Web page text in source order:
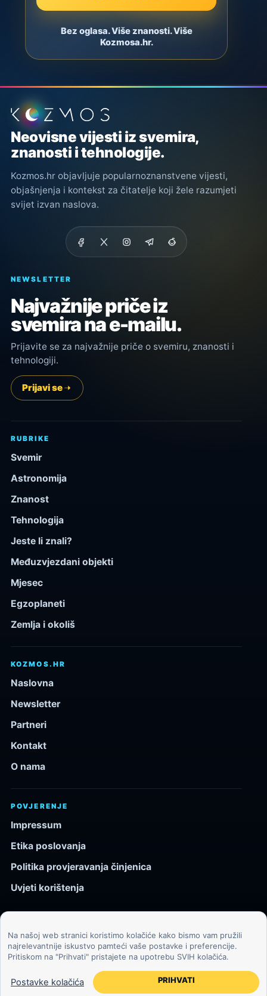
Bez oglasa. Više znanosti. Više
Kozmosa.hr.
Podnožje stranice
Neovisne vijesti iz svemira,
znanosti i tehnologije.
Kozmos.hr objavljuje popularnoznanstvene vijesti,
objašnjenja i kontekst za čitatelje koji žele razumjeti
svijet izvan naslova.
NEWSLETTER
Najvažnije priče iz
svemira na e-mailu.
Prijavite se za najvažnije priče o svemiru, znanosti i
tehnologiji.
Prijavi se
RUBRIKE
Svemir
Astronomija
Znanost
Tehnologija
Jeste li znali?
Međuzvjezdani objekti
Mjesec
Egzoplaneti
Zemlja i okoliš
KOZMOS.HR
Naslovna
Newsletter
Partneri
Kontakt
O nama
POVJERENJE
Impressum
Etika poslovanja
Politika provjeravanja činjenica
Uvjeti korištenja
© 2026 Kozmos.hr. Sva prava pridržana.
Svemir, znanost, tehnologija i velike ideje za znatiželjne
čitatelje.
Na našoj web stranici koristimo kolačiće kako bismo vam pružili
najrelevantnije iskustvo pamteći vaše postavke i preferencije.
Pritiskom na "Prihvati" pristajete na upotrebu SVIH kolačića.
Postavke kolačića PRIHVATI